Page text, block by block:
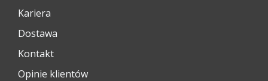
Kariera
Dostawa
Kontakt
Opinie klientów